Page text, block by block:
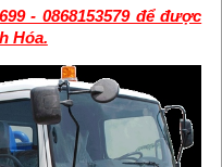
- 0868153579 để được
Hóa.